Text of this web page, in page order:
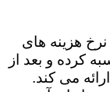
هزینه های
کرده و بعد از
می کند.